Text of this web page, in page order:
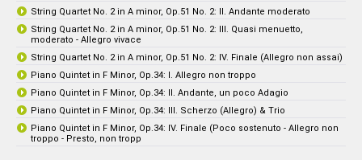
String Quartet No. 2 in A minor, Op.51 No. 2: II. Andante moderato
String Quartet No. 2 in A minor, Op.51 No. 2: III. Quasi menuetto,
moderato - Allegro vivace
String Quartet No. 2 in A minor, Op.51 No. 2: IV. Finale (Allegro non assai)
Piano Quintet in F Minor, Op.34: I. Allegro non troppo
Piano Quintet in F Minor, Op.34: II. Andante, un poco Adagio
Piano Quintet in F Minor, Op.34: III. Scherzo (Allegro) & Trio
Piano Quintet in F Minor, Op.34: IV. Finale (Poco sostenuto - Allegro non
troppo - Presto, non tropp